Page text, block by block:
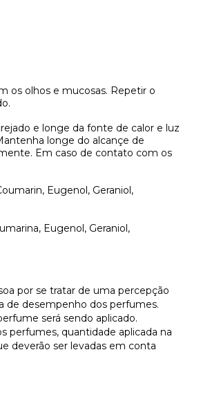
os olhos e mucosas. Repetir o
e longe da fonte de calor e luz
longe do alcançe de
Em caso de contato com os
Eugenol, Geraniol,
Eugenol, Geraniol,
por se tratar de uma percepção
de desempenho dos perfumes.
será sendo aplicado.
perfumes, quantidade aplicada na
deverão ser levadas em conta